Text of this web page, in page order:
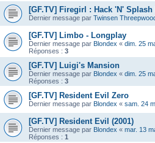
[GF.TV] Firegirl : Hack 'N' Splash
Dernier message par Twinsen
[GF.TV] Limbo - Longplay
Dernier message par Blondex « dim. 25
Réponses : 3
[GF.TV] Luigi's Mansion
Dernier message par Blondex « dim. 25
Réponses : 3
[GF.TV] Resident Evil Zero
Dernier message par Blondex « sam. 24
[GF.TV] Resident Evil (2001)
Dernier message par Blondex « mar. 13
Réponses : 1